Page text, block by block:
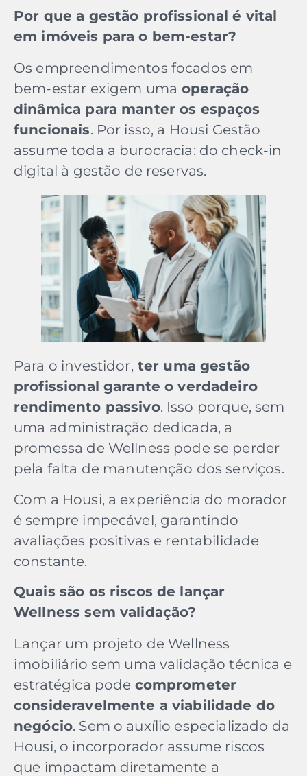
Por que a gestão profissional é vital
em imóveis para o bem-estar?
Os empreendimentos focados em
bem-estar exigem uma operação
dinâmica para manter os espaços
funcionais. Por isso, a Housi Gestão
assume toda a burocracia: do check-in
digital à gestão de reservas.
Para o investidor, ter uma gestão
profissional garante o verdadeiro
rendimento passivo. Isso porque, sem
uma administração dedicada, a
promessa de Wellness pode se perder
pela falta de manutenção dos serviços.
Com a Housi, a experiência do morador
é sempre impecável, garantindo
avaliações positivas e rentabilidade
constante.
Quais são os riscos de lançar
Wellness sem validação?
Lançar um projeto de Wellness
imobiliário sem uma validação técnica e
estratégica pode comprometer
consideravelmente a viabilidade do
negócio. Sem o auxílio especializado da
Housi, o incorporador assume riscos
que impactam diretamente a